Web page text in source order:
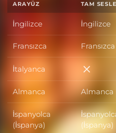
ARAYÜZ
İngilizce İngilizce
Fransızca Fransızca
İtalyanca İtalyanca
Almanca Almanca
İspanyolca
(İspanya)
(İspanya)